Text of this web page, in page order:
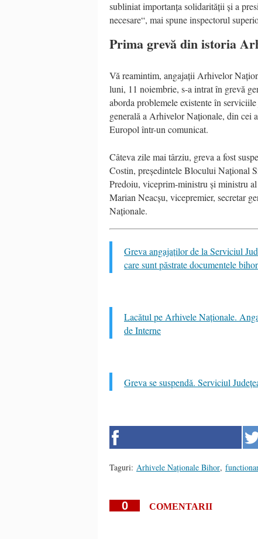
subliniat importanța solidarității și a
necesare“, mai spune inspectorul
Prima grevă din istoria
Vă reamintim, angajații Arhivelor
luni, 11 noiembrie, s-a intrat în grevă
aborda problemele existente în
generală a Arhivelor Naționale, din cei
Europol într-un comunicat.
Câteva zile mai târziu, greva a fost
Costin, președintele Blocului Național
Predoiu, viceprim-ministru și ministru
Marian Neacșu, vicepremier, secretar
Naționale.
Greva angajaților de la Serviciul
care sunt păstrate documentele
Lacătul pe Arhivele Naționale.
de Interne
Greva se suspendă. Serviciul
Taguri: Arhivele Naționale Bihor,
0 COMENTARII